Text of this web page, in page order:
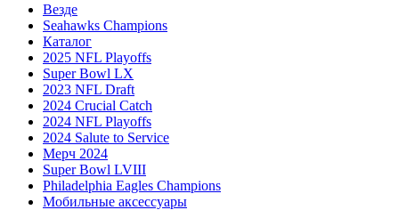
Везде
Seahawks Champions
Каталог
2025 NFL Playoffs
Super Bowl LX
2023 NFL Draft
2024 Crucial Catch
2024 NFL Playoffs
2024 Salute to Service
Мерч 2024
Super Bowl LVIII
Philadelphia Eagles Champions
Мобильные аксессуары